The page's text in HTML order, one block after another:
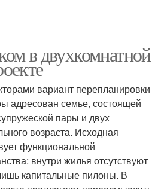
в двухкомнатной
вариант перепланировки
адресован семье, состоящей
пары и двух
возраста. Исходная
функциональной
внутри жилья отсутствуют
капитальные пилоны. В